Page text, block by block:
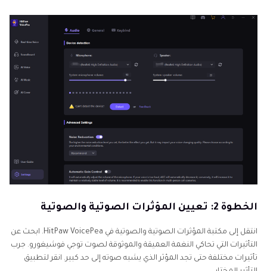
الخطوة 2: تعيين المؤثرات الصوتية والصوتية
انتقل إلى مكتبة المؤثرات الصوتية والصوتية في HitPaw VoicePea. ابحث عن
التأثيرات التي تحاكي النغمة العميقة والموثوقة لصوت توجي فوشيغورو. جرب
تأثيرات مختلفة حتى تجد المؤثر الذي يشبه صوته إلى حد كبير. انقر لتطبيق